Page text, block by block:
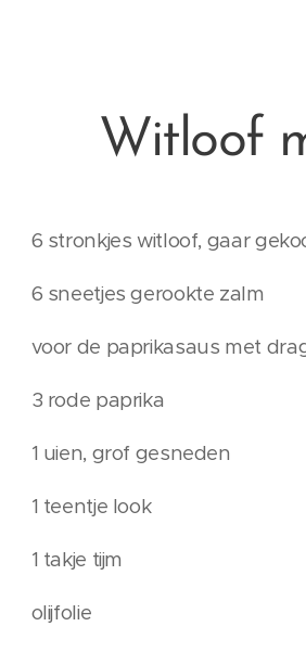
Witloof
6 stronkjes witloof, gaar
6 sneetjes gerookte zalm
voor de paprikasaus met
3 rode paprika
1 uien, grof gesneden
1 teentje look
1 takje tijm
olijfolie